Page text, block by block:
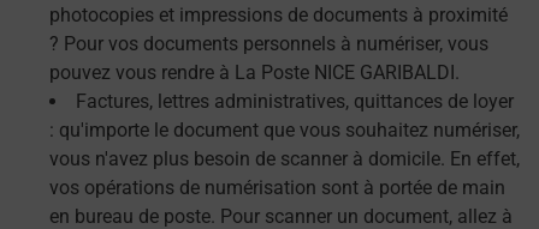
photocopies et impressions de documents à proximité
? Pour vos documents personnels à numériser, vous
pouvez vous rendre à La Poste NICE GARIBALDI.
Factures, lettres administratives, quittances de loyer
: qu'importe le document que vous souhaitez numériser,
vous n'avez plus besoin de scanner à domicile. En effet,
vos opérations de numérisation sont à portée de main
en bureau de poste. Pour scanner un document, allez à